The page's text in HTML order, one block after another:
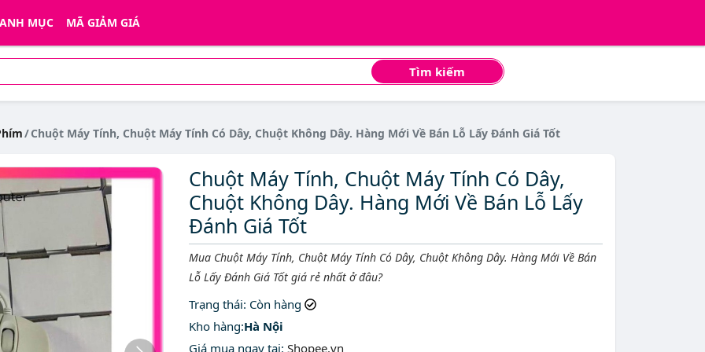
MỤC MÃ GIẢM GIÁ
Tìm kiếm
Chuột Máy Tính, Chuột Máy Tính Có Dây, Chuột Không Dây. Hàng Mới Về Bán Lỗ Lấy Đánh Giá Tốt
Chuột Máy Tính, Chuột Máy Tính Có Dây,
Chuột Không Dây. Hàng Mới Về Bán Lỗ Lấy
Đánh Giá Tốt
Mô tả ngắn
Mua Chuột Máy Tính, Chuột Máy Tính Có Dây, Chuột Không Dây. Hàng Mới Về Bán
Lỗ Lấy Đánh Giá Tốt giá rẻ nhất ở đâu?
Trạng thái: Còn hàng
Kho hàng:Hà Nội
Giá mua ngay tại: Shopee.vn